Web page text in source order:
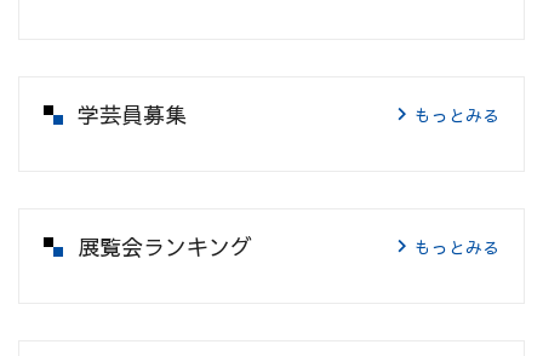
学芸員募集 もっとみる
展覧会ランキング もっとみる